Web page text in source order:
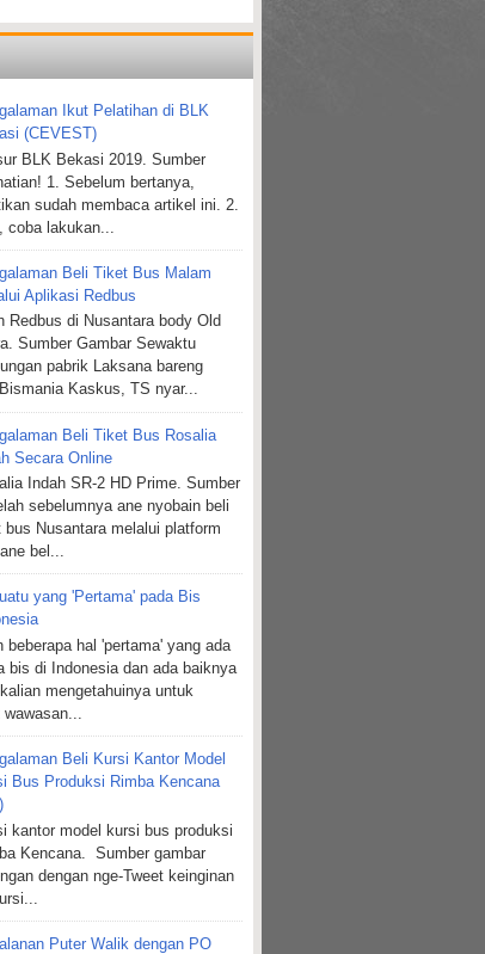
Ikut Pelatihan di BLK
(CEVEST)
BLK Bekasi 2019. Sumber
1. Sebelum bertanya,
sudah membaca artikel ini. 2.
lakukan...
Beli Tiket Bus Malam
Aplikasi Redbus
Redbus di Nusantara body Old
Sumber Gambar Sewaktu
pabrik Laksana bareng
Kaskus, TS nyar...
Beli Tiket Bus Rosalia
Secara Online
Indah SR-2 HD Prime. Sumber
sebelumnya ane nyobain beli
bus Nusantara melalui platform
bel...
yang 'Pertama' pada Bis
beberapa hal 'pertama' yang ada
bis di Indonesia dan ada baiknya
mengetahuinya untuk
Beli Kursi Kantor Model
Bus Produksi Rimba Kencana
kantor model kursi bus produksi
Kencana. Sumber gambar
dengan nge-Tweet keinginan
Puter Walik dengan PO